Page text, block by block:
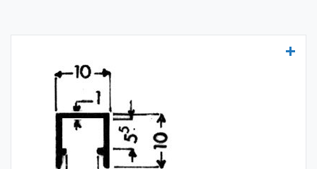
Scheibenprofile Art. 2058
Die Scheibenprofile aus Aluminium werden
aus der Sonder-Legierung 6060 gefertigt
und werden im Stangenformat verkauft. Die
Mindestabnahme beträgt 300 kg.